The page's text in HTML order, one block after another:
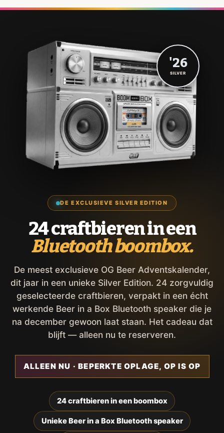
DE EXCLUSIEVE SILVER EDITION
24 craftbieren in een
Bluetooth boombox.
De meest exclusieve OG Beer Adventskalender,
dit jaar in een unieke Silver Edition. 24 zorgvuldig
geselecteerde craftbieren, verpakt in een écht
werkende Beer in a Box Bluetooth speaker die je
na december gewoon laat staan. Het cadeau dat
blijft — alleen nu te reserveren.
ALLEEN NU · BEPERKTE OPLAGE, OP IS OP
24 craftbieren in een boombox
Unieke Beer in a Box Bluetooth speaker
'26
SILVER